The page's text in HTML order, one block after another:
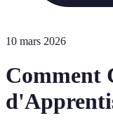
10 mars 2026
Comment